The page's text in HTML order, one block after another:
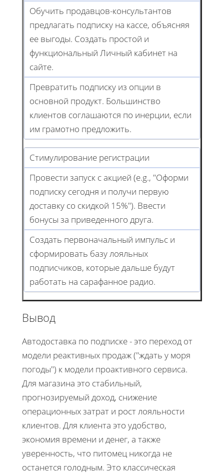
Обучить продавцов-консультантов
предлагать подписку на кассе, объясняя
ее выгоды. Создать простой и
функциональный Личный кабинет на
сайте.
Превратить подписку из опции в
основной продукт. Большинство
клиентов соглашаются по инерции, если
им грамотно предложить.
Стимулирование регистрации
Провести запуск с акцией (e.g., "Оформи
подписку сегодня и получи первую
доставку со скидкой 15%"). Ввести
бонусы за приведенного друга.
Создать первоначальный импульс и
сформировать базу лояльных
подписчиков, которые дальше будут
работать на сарафанное радио.
Вывод
Автодоставка по подписке - это переход от
модели реактивных продаж ("ждать у моря
погоды") к модели проактивного сервиса.
Для магазина это стабильный,
прогнозируемый доход, снижение
операционных затрат и рост лояльности
клиентов. Для клиента это удобство,
экономия времени и денег, а также
уверенность, что питомец никогда не
останется голодным. Это классическая